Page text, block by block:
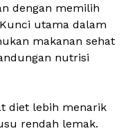
dengan memilih
utama dalam
makanan sehat
nutrisi
diet lebih menarik
rendah lemak.